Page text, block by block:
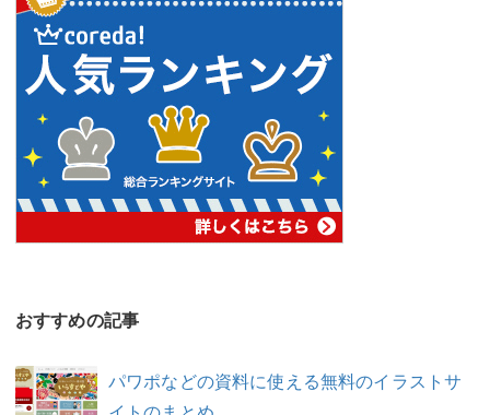
おすすめの記事
パワポなどの資料に使える無料のイラストサ